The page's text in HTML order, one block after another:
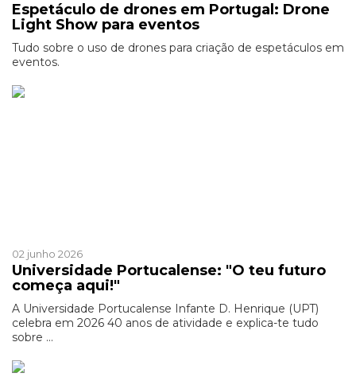
Espetáculo de drones em Portugal: Drone
Light Show para eventos
Tudo sobre o uso de drones para criação de espetáculos em
eventos.
02 junho 2026
Universidade Portucalense: "O teu futuro
começa aqui!"
A Universidade Portucalense Infante D. Henrique (UPT)
celebra em 2026 40 anos de atividade e explica-te tudo
sobre ...